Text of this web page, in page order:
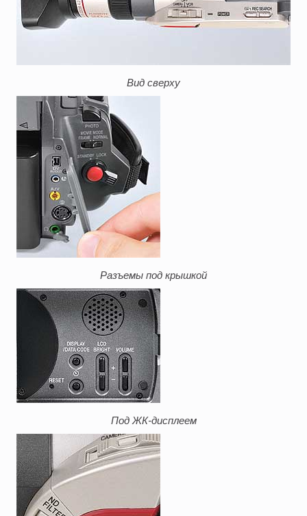
Вид сверху
Разъемы под крышкой
Под ЖК-дисплеем